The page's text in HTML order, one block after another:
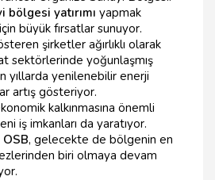
bölgesi yatırımı yapmak
büyük fırsatlar sunuyor.
şirketler ağırlıklı olarak
sektörlerinde yoğunlaşmış
yıllarda yenilenebilir enerji
artış gösteriyor.
kalkınmasına önemli
iş imkanları da yaratıyor.
, gelecekte de bölgenin en
biri olmaya devam